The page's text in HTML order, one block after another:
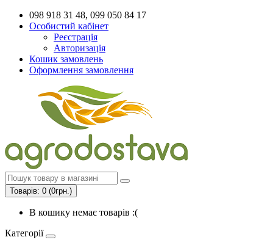
098 918 31 48, 099 050 84 17
Особистий кабінет
Реєстрація
Авторизація
Кошик замовлень
Оформлення замовлення
Товарів: 0 (0грн.)
В кошику немає товарів :(
Категорії